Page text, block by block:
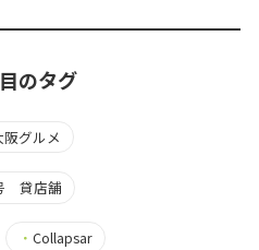
のタグ
阪グルメ
貸店舗
・Collapsar